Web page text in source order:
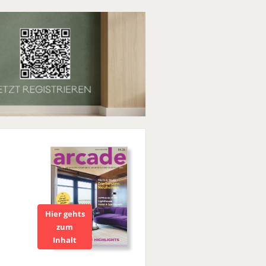
Hier gehts
zum
Inhalt